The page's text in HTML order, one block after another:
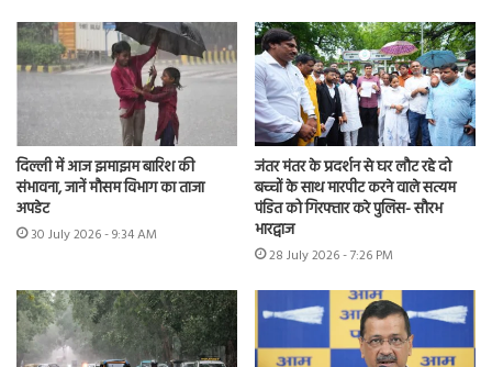
दिल्ली में आज झमाझम बारिश की
संभावना, जानें मौसम विभाग का ताजा
अपडेट
30 July 2026 - 9:34 AM
जंतर मंतर के प्रदर्शन से घर लौट रहे दो
बच्चों के साथ मारपीट करने वाले सत्यम
पंडित को गिरफ्तार करे पुलिस- सौरभ
भारद्वाज
28 July 2026 - 7:26 PM